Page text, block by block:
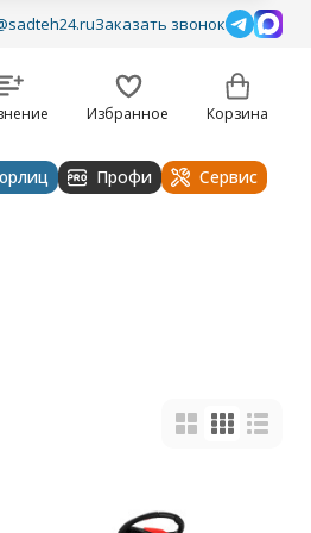
Заказать звонок
Избранное Корзина
техника
Профи Сервис